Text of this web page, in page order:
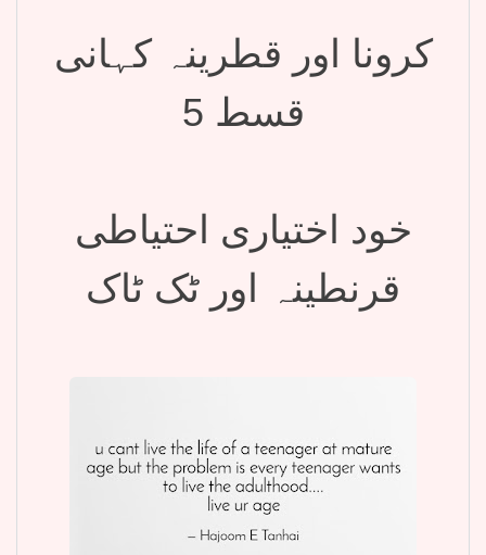
کرونا اور قطرینہ کہانی
قسط 5
خود اختیاری احتیاطی
قرنطینہ اور ٹک ٹاک